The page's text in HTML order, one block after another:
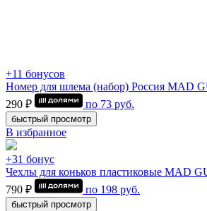
+11 бонусов
Номер для шлема (набор) Россия MAD
290 ₽
по 73 руб.
быстрый просмотр
В избранное
+31 бонус
Чехлы для коньков пластиковые MAD
790 ₽
по 198 руб.
быстрый просмотр